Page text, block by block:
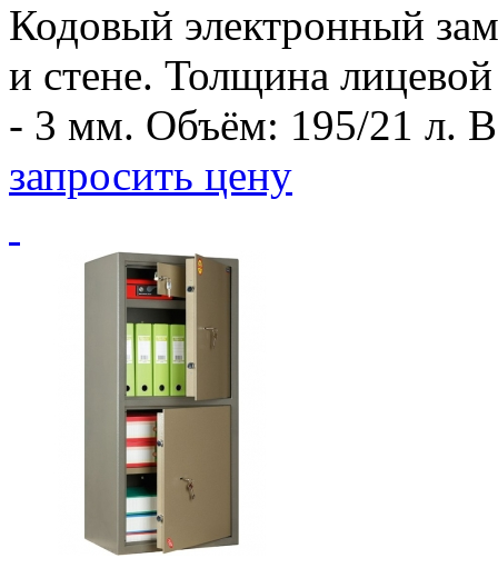
Кодовый электронный
и стене. Толщина
- 3 мм. Объём: 195/21 л.
запросить цену